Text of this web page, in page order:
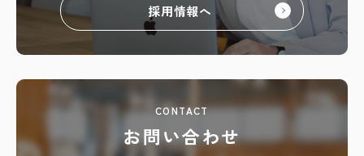
採用情報へ
CONTACT
お問い合わせ